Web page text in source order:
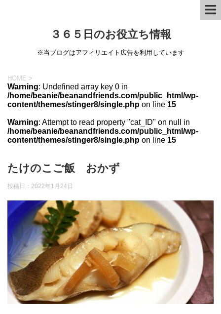
３６５日のお役立ち情報
※当ブログはアフィリエイト広告を利用しています
HOME >
Warning: Undefined array key 0 in
/home/beanie/beanandfriends.com/public_html/wp-
content/themes/stinger8/single.php on line 15
Warning: Attempt to read property "cat_ID" on null in
/home/beanie/beanandfriends.com/public_html/wp-
content/themes/stinger8/single.php on line 15
たけのこご飯 おかず
投稿日： 2022年1月24日